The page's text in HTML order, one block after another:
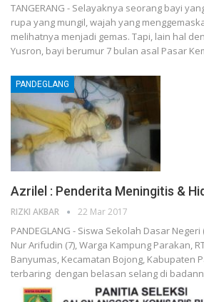
TANGERANG - Selayaknya seorang bayi
rupa yang mungil, wajah yang
melihatnya menjadi gemas. Tapi, lain hal
Yusron, bayi berumur 7 bulan asal Pasar
PANDEGLANG
Azrilel : Penderita Meningitis &
RIZKI AKBAR 22 Mar 2017
PANDEGLANG - Siswa Sekolah Dasar
Nur Arifudin (7), Warga Kampung Parakan,
Banyumas, Kecamatan Bojong, Kabupaten
terbaring dengan belasan selang di